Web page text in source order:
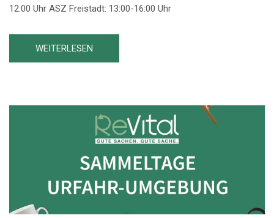
12:00 Uhr ASZ Freistadt: 13:00-16:00 Uhr
WEITERLESEN